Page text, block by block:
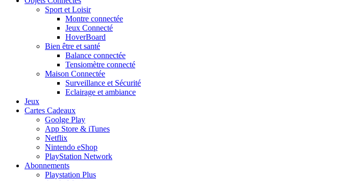
Sport et Loisir
Montre connectée
Jeux Connecté
HoverBoard
Bien être et santé
Balance connectée
Tensiomètre connecté
Maison Connectée
Surveillance et Sécurité
Eclairage et ambiance
Jeux
Cartes Cadeaux
Goolge Play
App Store & iTunes
Netflix
Nintendo eShop
PlayStation Network
Abonnements
Playstation Plus